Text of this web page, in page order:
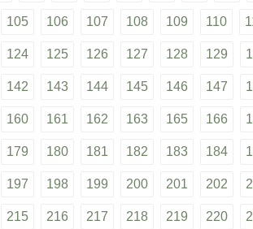
105 106 107 108 109 110
124 125 126 127 128 129
142 143 144 145 146 147
160 161 162 163 165 166
179 180 181 182 183 184
197 198 199 200 201 202
215 216 217 218 219 220